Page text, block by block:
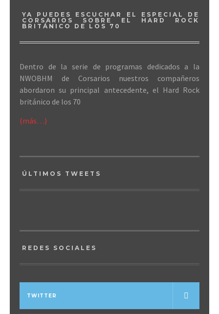
YA PUEDES ESCUCHAR EL ESPECIAL DE
CORSARIOS SOBRE EL HARD ROCK
BRITÁNICO DE LOS 70
Dentro de la serie de programas dedicados a la
NWOBHM de Corsarios nuestros compañeros
abordaron su principal antecedente, el Hard Rock
británico de los 70
(más…)
ÚLTIMOS TWEETS
REDES SOCIALES
TWITTER